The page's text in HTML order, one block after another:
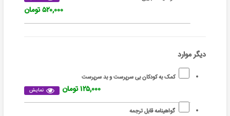
۵۲۰,۰۰۰ تومان
دیگر موارد
کمک به کودکان بی سرپرست و بد سرپرست
نمایش ۱۲۵,۰۰۰ تومان
گواهینامه قابل ترجمه